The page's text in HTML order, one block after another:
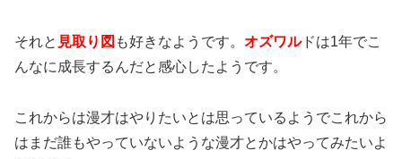
それと 見取り図 も好きなようです。 オズワルドは1年でこ
んなに成長するんだと感心したようです。
これからは漫才はやりたいとは思っているようでこれから
はまだ誰もやっていないような漫才とかはやってみたいよ